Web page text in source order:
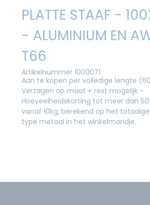
PLATTE STAAF -
- ALUMINIUM EN
T66
Artikelnummer 1000071
Aan te kopen per volledige lengte
Verzagen op maat + rest mogelijk -
Hoeveelheidskorting tot meer dan
vanaf 10kg, berekend op het
type metaal in het winkelmandje.